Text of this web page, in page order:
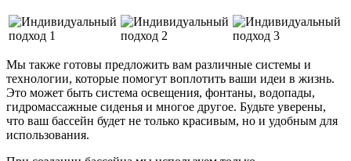
Мы также готовы предложить вам различные системы и
технологии, которые помогут воплотить ваши идеи в жизнь.
Это может быть система освещения, фонтаны, водопады,
гидромассажные сиденья и многое другое. Будьте уверены,
что ваш бассейн будет не только красивым, но и удобным для
использования.